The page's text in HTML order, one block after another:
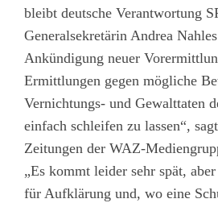
bleibt deutsche Verantwortung
Generalsekretärin Andrea
Ankündigung neuer
Ermittlungen gegen mögliche
Vernichtungs- und Gewalttaten
einfach schleifen zu lassen“,
Zeitungen der WAZ-
„Es kommt leider sehr spät,
für Aufklärung und, wo eine